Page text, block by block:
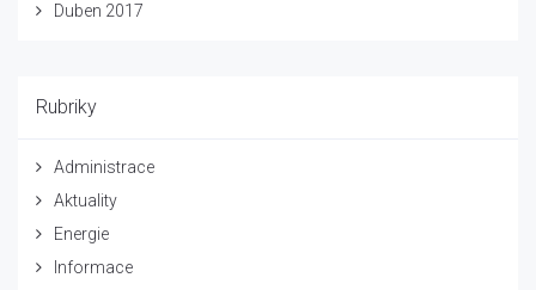
Duben 2017
Rubriky
Administrace
Aktuality
Energie
Informace